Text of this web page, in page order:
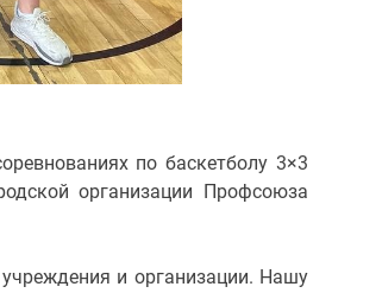
по баскетболу 3×3
организации Профсоюза
и организации. Нашу